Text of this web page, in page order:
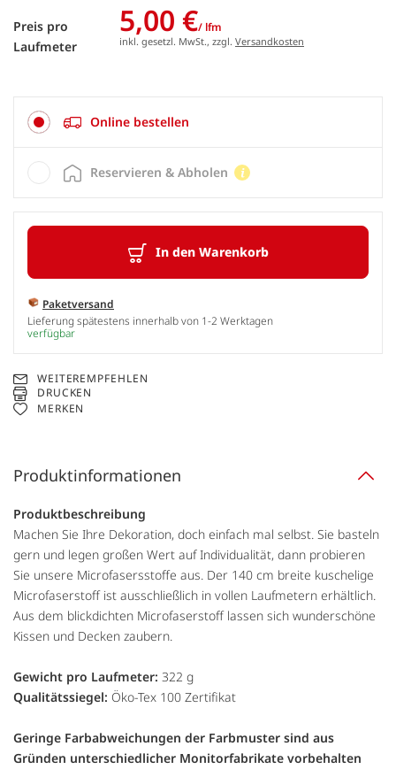
Preis pro
Laufmeter
5,00 €/ lfm
inkl. gesetzl. MwSt., zzgl. Versandkosten
Online bestellen
In den Warenkorb
Paketversand
Lieferung spätestens innerhalb von 1-2 Werktagen
verfügbar
Reservieren & Abholen
WEITEREMPFEHLEN
DRUCKEN
MERKEN
Produktinformationen
Produktbeschreibung
Machen Sie Ihre Dekoration, doch einfach mal selbst. Sie basteln
gern und legen großen Wert auf Individualität, dann probieren
Sie unsere Microfasersstoffe aus. Der 140 cm breite kuschelige
Microfaserstoff ist ausschließlich in vollen Laufmetern erhältlich.
Aus dem blickdichten Microfaserstoff lassen sich wunderschöne
Kissen und Decken zaubern.
Gewicht pro Laufmeter: 322 g
Qualitätssiegel: Öko-Tex 100 Zertifikat
Geringe Farbabweichungen der Farbmuster sind aus
Gründen unterschiedlicher Monitorfabrikate vorbehalten